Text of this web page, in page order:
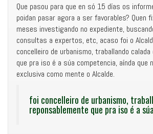
Que pasou para que en só 15 días os
poidan pasar agora a ser favorables? Quen
meses investigando no expediente,
consultas a expertos, etc, acaso foi o
concelleiro de urbanismo, traballando
que pra iso é a súa competencia, aínda que
exclusiva como mente o Alcalde.
foi concelleiro de urbanismo,
reponsablemente que pra iso é a